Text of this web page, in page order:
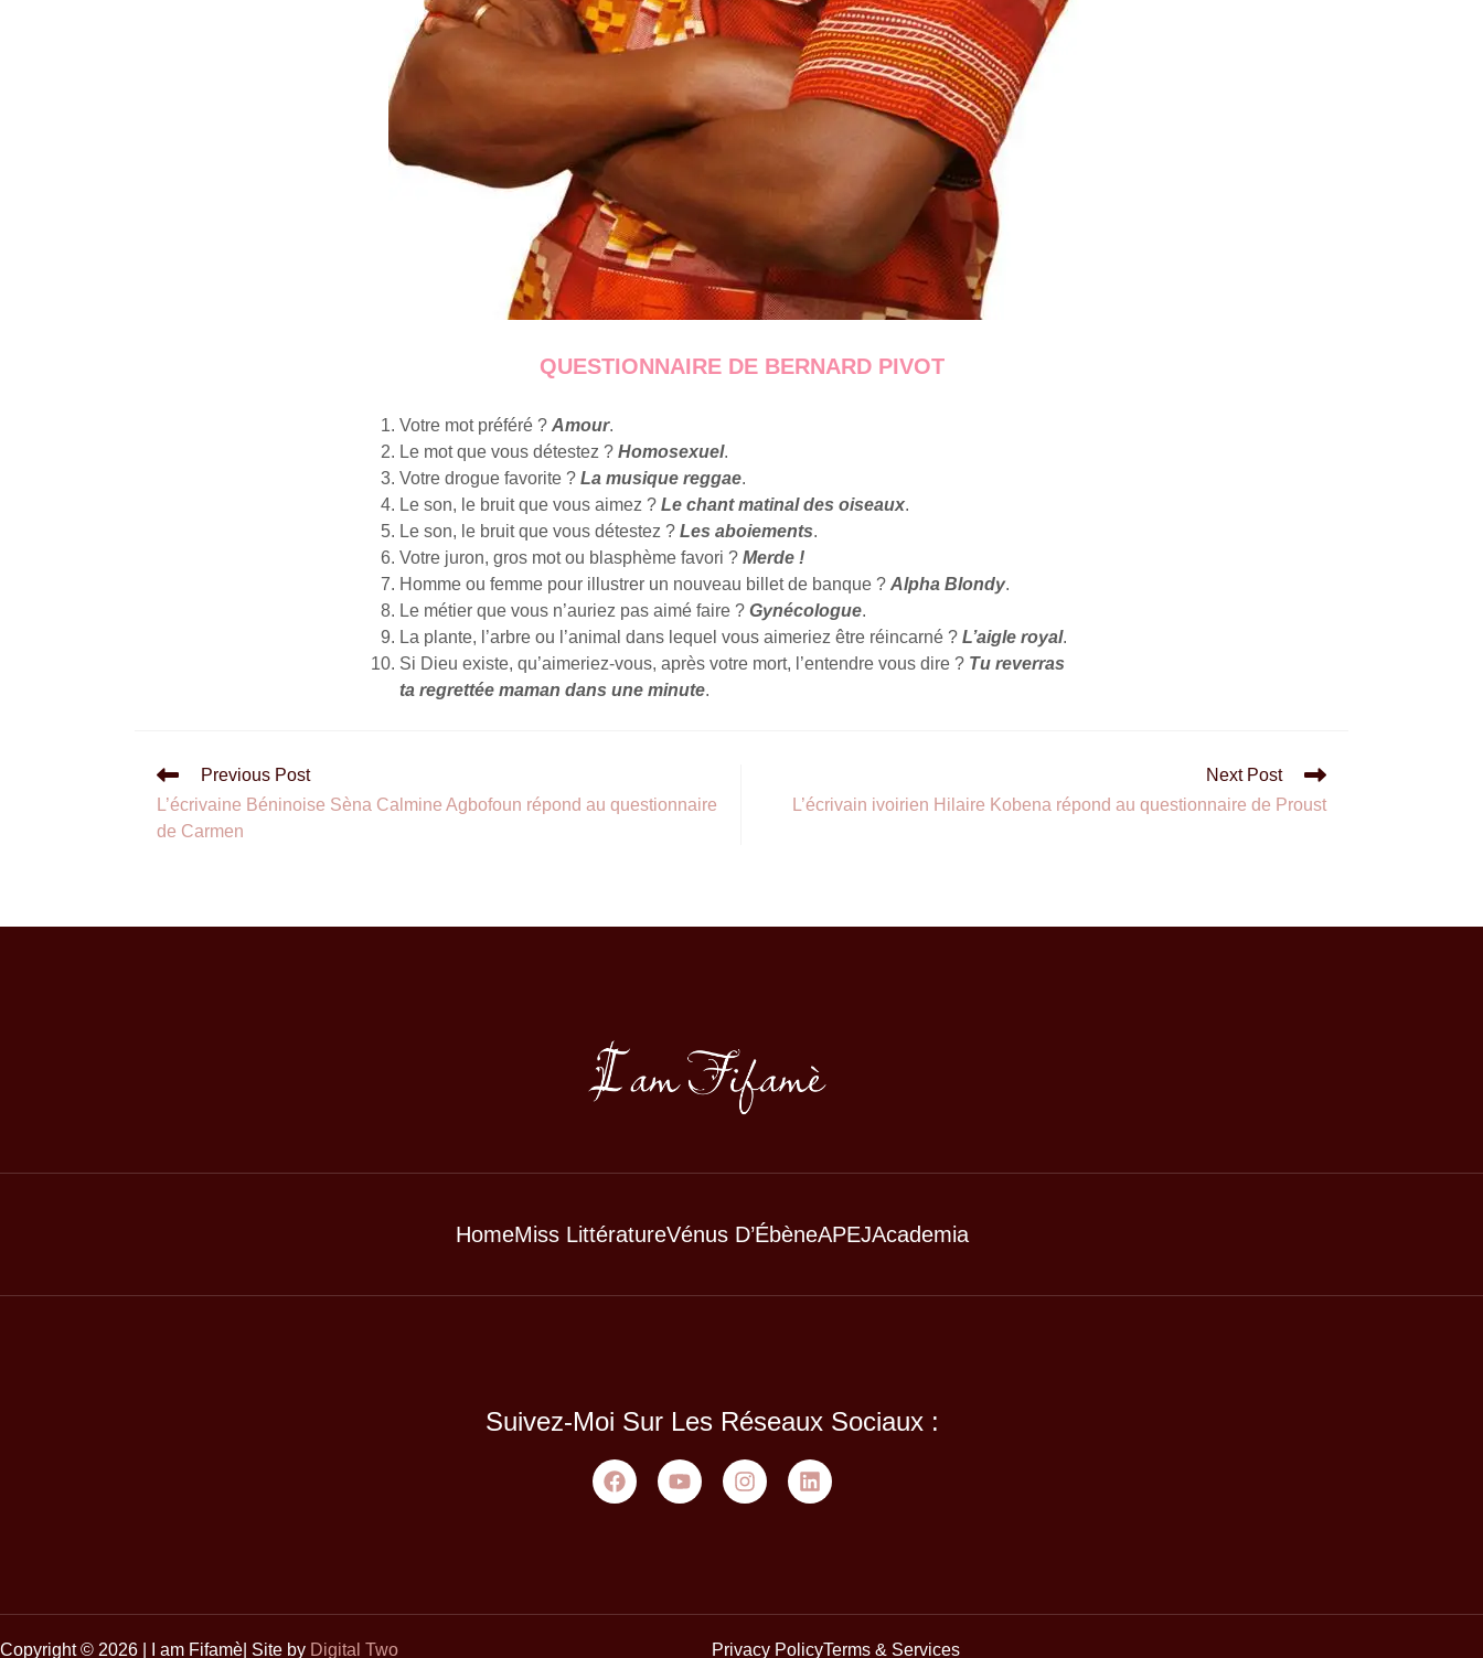
QUESTIONNAIRE DE BERNARD PIVOT
Votre mot préféré ? Amour.
Le mot que vous détestez ? Homosexuel.
Votre drogue favorite ? La musique reggae.
Le son, le bruit que vous aimez ? Le chant matinal des oiseaux.
Le son, le bruit que vous détestez ? Les aboiements.
Votre juron, gros mot ou blasphème favori ? Merde !
Homme ou femme pour illustrer un nouveau billet de banque ? Alpha Blondy.
Le métier que vous n’auriez pas aimé faire ? Gynécologue.
La plante, l’arbre ou l’animal dans lequel vous aimeriez être réincarné ? L’aigle royal.
Si Dieu existe, qu’aimeriez-vous, après votre mort, l’entendre vous dire ? Tu reverras
ta regrettée maman dans une minute.
Previous Post
L’écrivaine Béninoise Sèna Calmine Agbofoun répond au questionnaire
de Carmen
Next Post
L’écrivain ivoirien Hilaire Kobena répond au questionnaire de Proust
HomeMiss LittératureVénus D’ÉbèneAPEJAcademia
Suivez-Moi Sur Les Réseaux Sociaux :
Copyright © 2026 | I am Fifamè| Site by Digital Two Privacy PolicyTerms & Services